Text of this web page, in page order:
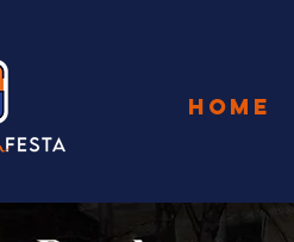
HOME